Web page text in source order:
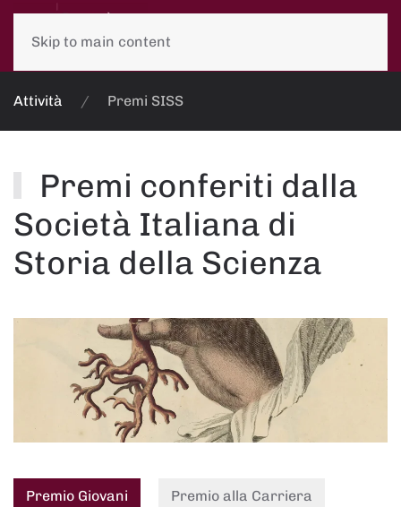
Skip to main content
Attività Premi SISS
Premi conferiti dalla
Società Italiana di
Storia della Scienza
Premio Giovani Premio alla Carriera